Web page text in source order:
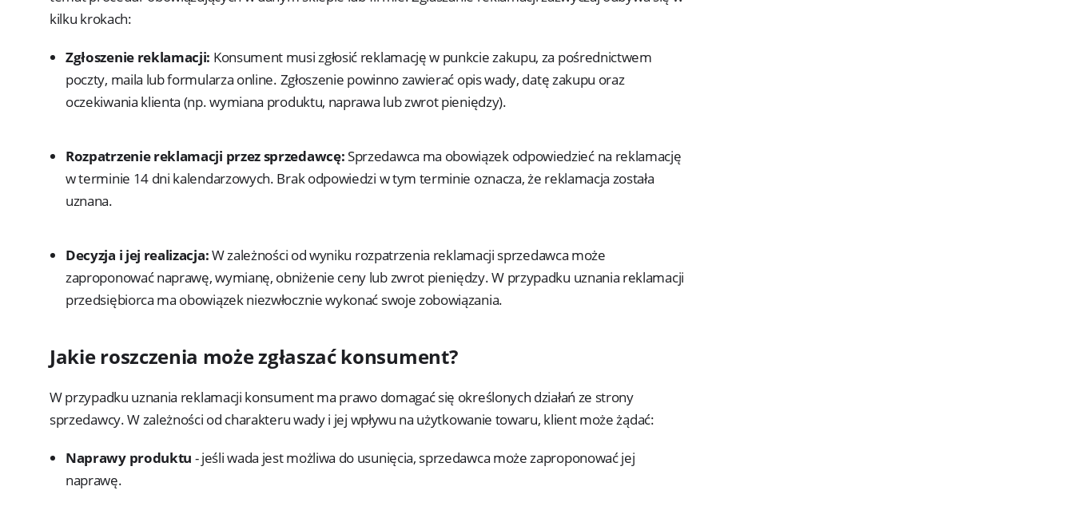
kilku krokach:
Zgłoszenie reklamacji: Konsument musi zgłosić reklamację w punkcie zakupu, za pośrednictwem
poczty, maila lub formularza online. Zgłoszenie powinno zawierać opis wady, datę zakupu oraz
oczekiwania klienta (np. wymiana produktu, naprawa lub zwrot pieniędzy).
Rozpatrzenie reklamacji przez sprzedawcę:Sprzedawca ma obowiązek odpowiedzieć na reklamację
w terminie 14 dni kalendarzowych. Brak odpowiedzi w tym terminie oznacza, że reklamacja została
uznana.
Decyzja i jej realizacja:W zależności od wyniku rozpatrzenia reklamacji sprzedawca może
zaproponować naprawę, wymianę, obniżenie ceny lub zwrot pieniędzy. W przypadku uznania reklamacji
przedsiębiorca ma obowiązek niezwłocznie wykonać swoje zobowiązania.
Jakie roszczenia może zgłaszać konsument?
W przypadku uznania reklamacji konsument ma prawo domagać się określonych działań ze strony
sprzedawcy. W zależności od charakteru wady i jej wpływu na użytkowanie towaru, klient może żądać:
Naprawy produktu - jeśli wada jest możliwa do usunięcia, sprzedawca może zaproponować jej
naprawę.